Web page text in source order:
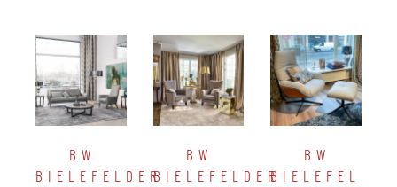
BW
BIELEFELDER
BW
BIELEFELDER
BW
BIELEFELDER